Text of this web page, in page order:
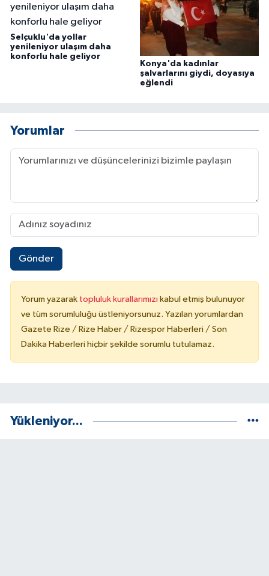
Selçuklu'da yollar
yenileniyor ulaşım daha
konforlu hale geliyor
Konya'da kadınlar
şalvarlarını giydi, doyasıya
eğlendi
Yorumlar
Gönder
Yorum yazarak topluluk kurallarımızı kabul etmiş bulunuyor
ve tüm sorumluluğu üstleniyorsunuz. Yazılan yorumlardan
Gazete Rize / Rize Haber / Rizespor Haberleri / Son
Dakika Haberleri hiçbir şekilde sorumlu tutulamaz.
Yükleniyor...